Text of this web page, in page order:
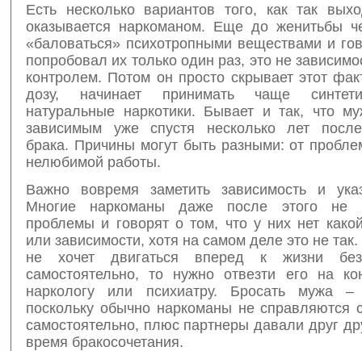
Есть несколько вариантов того, как так
оказывается наркоманом. Еще до женитьбы
«баловаться» психотропными веществами и
попробовал их только один раз, это не
контролем. Потом он просто скрывает этот
дозу, начинает принимать чаще
натуральные наркотики. Бывает и так, что
зависимым уже спустя несколько лет
брака. Причины могут быть разными: от
нелюбимой работы.
Важно вовремя заметить зависимость и
Многие наркоманы даже после этого не
проблемы и говорят о том, что у них нет
или зависимости, хотя на самом деле это не
не хочет двигаться вперед к жизни без
самостоятельно, то нужно отвезти его на
наркологу или психиатру. Бросать мужа
поскольку обычно наркоманы не справляются
самостоятельно, плюс партнеры давали друг
время бракосочетания.